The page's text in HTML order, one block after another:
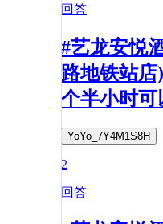
回答
#艺龙安悦
路地铁站
个半小时可
YoYo_7Y4M1S8H
2
回答